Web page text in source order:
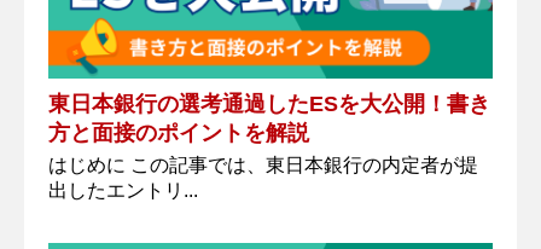
東日本銀行の選考通過したESを大公開！書き
方と面接のポイントを解説
はじめに この記事では、東日本銀行の内定者が提
出したエントリ...